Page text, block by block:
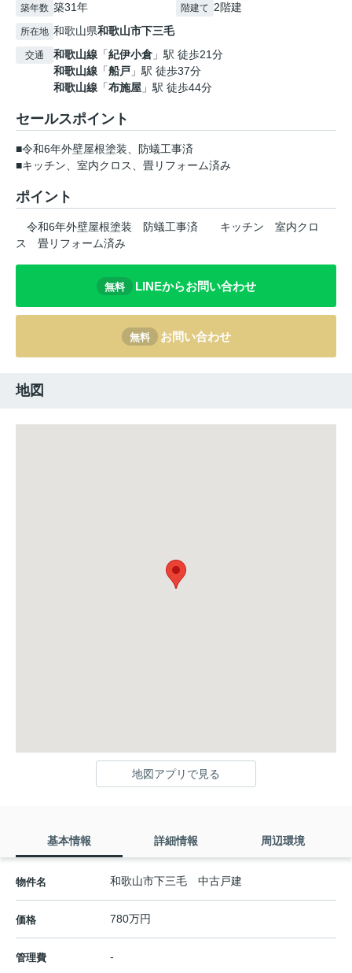
築年数 築31年 階建て 2階建
所在地 和歌山県和歌山市下三毛
交通 和歌山線 「紀伊小倉 」駅 徒歩21分
和歌山線 「船戸 」駅 徒歩37分
和歌山線 「布施屋 」駅 徒歩44分
セールスポイント
■令和6年外壁屋根塗装、防蟻工事済
■キッチン、室内クロス、畳リフォーム済み
ポイント
令和6年外壁屋根塗装 防蟻工事済 キッチン
室内クロ
ス
畳リフォーム済み
無料 LINEからお問い合わせ
無料 お問い合わせ
地図
地図アプリで見る
基本情報 詳細情報 周辺環境
物件名 和歌山市下三毛 中古戸建
価格 780万円
管理費 -